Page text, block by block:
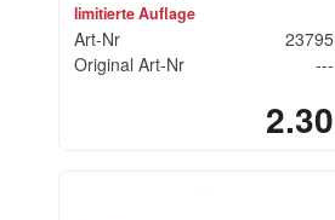
limitierte Auflage
Art-Nr
23795
Original Art-Nr
---
2.30